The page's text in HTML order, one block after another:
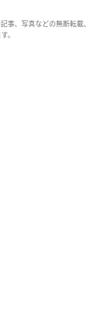
事、写真などの無断転載、
。